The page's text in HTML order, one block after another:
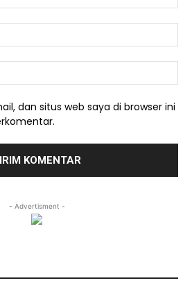
dan situs web saya di browser ini
- Advertisment -